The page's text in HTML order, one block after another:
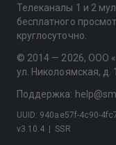
Телеканалы 1 и 2
бесплатного
круглосуточно.
© 2014 — 2026, ООО
ул. Николоямская, д.
Поддержка:
v3.10.4 SSR
UUID: 940ae57f-4c90-